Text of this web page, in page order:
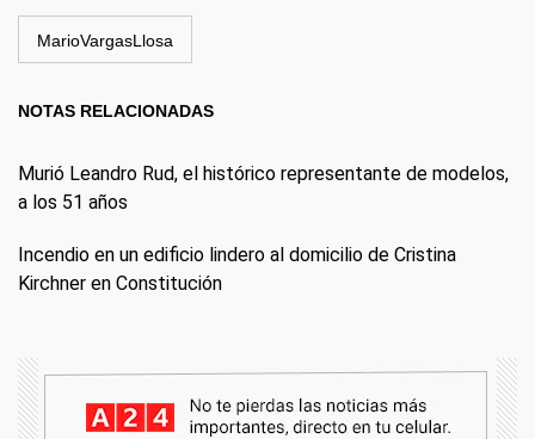
MarioVargasLlosa
NOTAS RELACIONADAS
Murió Leandro Rud, el histórico representante de modelos,
a los 51 años
Incendio en un edificio lindero al domicilio de Cristina
Kirchner en Constitución